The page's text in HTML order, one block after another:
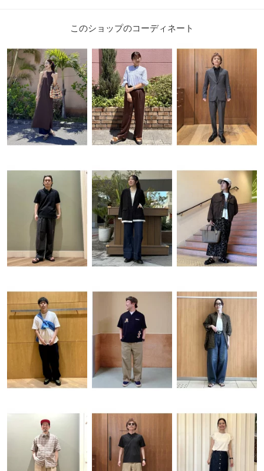
このショップのコーディネート